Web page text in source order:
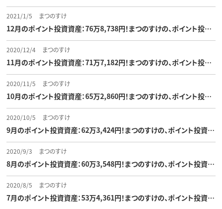
2021/1/5 まつのすけ
12月のポイント投資資産：76万8,738円！まつのすけの、ポイント投…
2020/12/4 まつのすけ
11月のポイント投資資産：71万7,182円！まつのすけの、ポイント投…
2020/11/5 まつのすけ
10月のポイント投資資産：65万2,860円！まつのすけの、ポイント投…
2020/10/5 まつのすけ
9月のポイント投資資産：62万3,424円！まつのすけの、ポイント投資…
2020/9/3 まつのすけ
8月のポイント投資資産：60万3,548円！まつのすけの、ポイント投資…
2020/8/5 まつのすけ
7月のポイント投資資産：53万4,361円！まつのすけの、ポイント投資…